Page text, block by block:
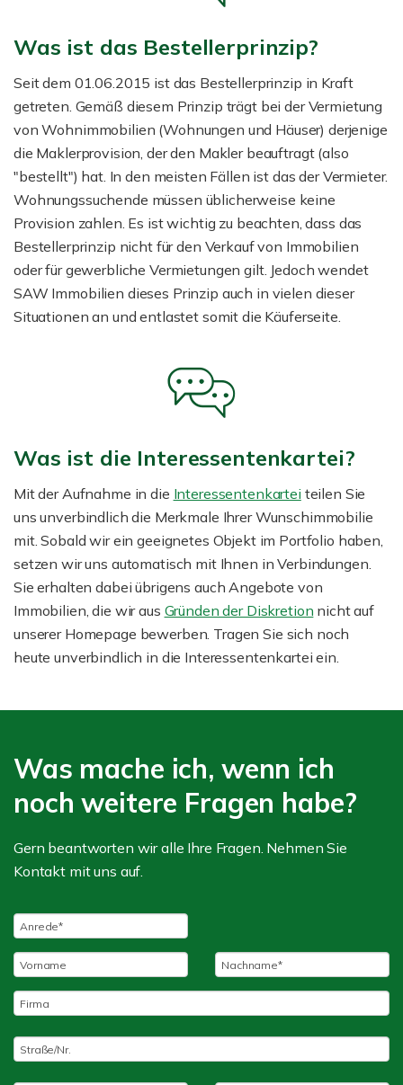
Was ist das Bestellerprinzip?
Seit dem 01.06.2015 ist das Bestellerprinzip in Kraft
getreten. Gemäß diesem Prinzip trägt bei der Vermietung
von Wohnimmobilien (Wohnungen und Häuser) derjenige
die Maklerprovision, der den Makler beauftragt (also
"bestellt") hat. In den meisten Fällen ist das der Vermieter.
Wohnungssuchende müssen üblicherweise keine
Provision zahlen. Es ist wichtig zu beachten, dass das
Bestellerprinzip nicht für den Verkauf von Immobilien
oder für gewerbliche Vermietungen gilt. Jedoch wendet
SAW Immobilien dieses Prinzip auch in vielen dieser
Situationen an und entlastet somit die Käuferseite.
Was ist die Interessentenkartei?
Mit der Aufnahme in die Interessentenkartei teilen Sie
uns unverbindlich die Merkmale Ihrer Wunschimmobilie
mit. Sobald wir ein geeignetes Objekt im Portfolio haben,
setzen wir uns automatisch mit Ihnen in Verbindungen.
Sie erhalten dabei übrigens auch Angebote von
Immobilien, die wir aus Gründen der Diskretion nicht auf
unserer Homepage bewerben. Tragen Sie sich noch
heute unverbindlich in die Interessentenkartei ein.
Was mache ich, wenn ich
noch weitere Fragen habe?
Gern beantworten wir alle Ihre Fragen. Nehmen Sie
Kontakt mit uns auf.